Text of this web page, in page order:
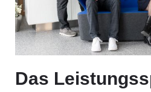
Das